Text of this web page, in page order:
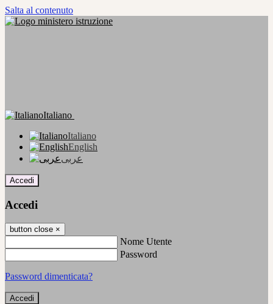
Salta al contenuto
Italiano
Italiano
English
عربى
Accedi
Accedi
button close ×
Nome Utente
Password
Password dimenticata?